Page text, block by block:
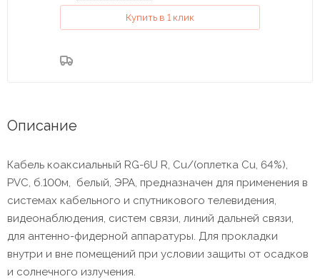
Купить в 1 клик
Описание
Кабель коаксиальный RG-6U R, Cu/(оплетка Cu, 64%),
PVC, б.100м, белый, ЭРА, предназначен для применения в
системах кабельного и спутникового телевидения,
видеонаблюдения, систем связи, линий дальней связи,
для антенно-фидерной аппаратуры. Для прокладки
внутри и вне помещений при условии защиты от осадков
и солнечного излучения.